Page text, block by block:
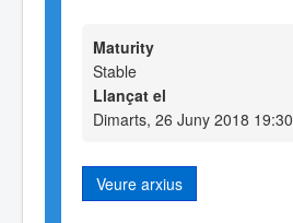
Maturity
Stable
Llançat el
Dimarts, 26 Juny 2018 19:30
Veure arxius